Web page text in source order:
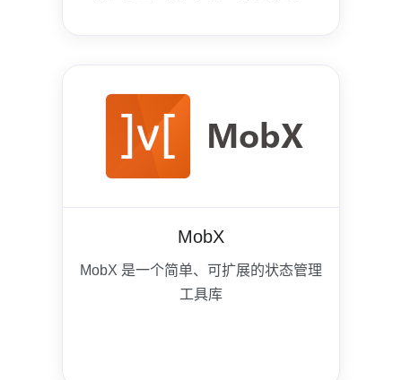
MobX
MobX 是一个简单、可扩展的状态管理
工具库